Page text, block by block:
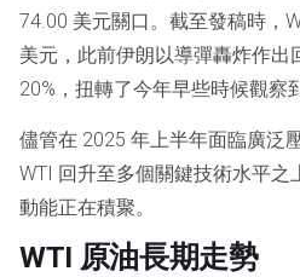
74.00 美元關口。截至發稿時，
美元，此前伊朗以導彈轟炸作出
20%，扭轉了今年早些時候觀察
儘管在 2025 年上半年面臨廣泛
WTI 回升至多個關鍵技術水平
動能正在積聚。
WTI 原油長期走勢